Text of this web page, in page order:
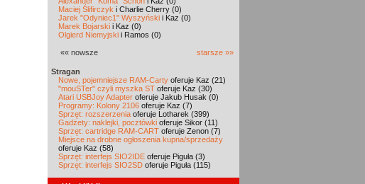
Maciej Ślifirczyk i Charlie Cherry (0)
Jarek "Odyniec1" Wyszyński i Kaz (0)
Marek Bojarski i Kaz (0)
Olgierd Niemyjski i Ramos (0)
«« nowsze starsze »»
Stragan
Nowe, pojemniejsze RAM-Carty oferuje Kaz (21)
"mouSTer" czyli myszka ST oferuje Kaz (30)
Atari USBJoy Adapter oferuje Jakub Husak (0)
Programy: Kolony 2106 oferuje Kaz (7)
Sprzęt: rozszerzenia oferuje Lotharek (399)
Gadżety: naklejki, pocztówki oferuje Sikor (11)
Sprzęt: cartridge RAM-CART oferuje Zenon (7)
Miejsce na drobne ogłoszenia kupna/sprzedaży
oferuje Kaz (58)
Sprzęt: interfejs SIO2IDE oferuje Piguła (3)
Sprzęt: interfejs SIO2SD oferuje Piguła (115)